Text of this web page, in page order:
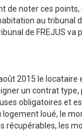
de noter ces points,
au tribunal
de FREJUS
2015 le locataire
un contrat
obligatoires et
loué, le
récupérables, les